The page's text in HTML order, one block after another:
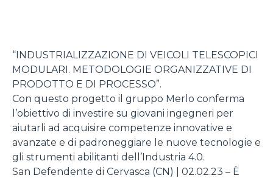
“INDUSTRIALIZZAZIONE DI VEICOLI TELESCOPICI
MODULARI. METODOLOGIE ORGANIZZATIVE DI
PRODOTTO E DI PROCESSO”.
Con questo progetto il gruppo Merlo conferma
l’obiettivo di investire su giovani ingegneri per
aiutarli ad acquisire competenze innovative e
avanzate e di padroneggiare le nuove tecnologie e
gli strumenti abilitanti dell’Industria 4.0.
San Defendente di Cervasca (CN) | 02.02.23 – È